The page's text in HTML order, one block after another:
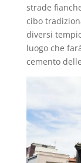
strade
cibo
diversi
luogo che
cemento